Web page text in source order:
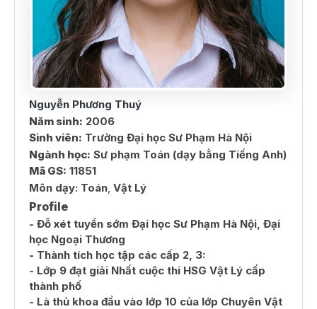
Nguyễn Phương Thuý
Năm sinh: 2006
Sinh viên: Trường Đại học Sư Phạm Hà Nội
Ngành học: Sư phạm Toán (dạy bằng Tiếng Anh)
Mã GS: 11851
Môn dạy: Toán, Vật Lý
Profile
- Đỗ xét tuyển sớm Đại học Sư Phạm Hà Nội, Đại
học Ngoại Thương
- Thành tích học tập các cấp 2, 3:
- Lớp 9 đạt giải Nhất cuộc thi HSG Vật Lý cấp
thành phố
- Là thủ khoa đầu vào lớp 10 của lớp Chuyên Vật